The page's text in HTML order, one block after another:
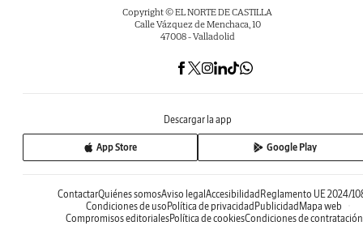
Copyright © EL NORTE DE CASTILLA
Calle Vázquez de Menchaca, 10
47008 - Valladolid
Descargar la app
App Store Google Play
ContactarQuiénes somosAviso legal Accesibilidad Reglamento UE 2024/
Condiciones de uso Política de privacidad Publicidad Mapa web
Compromisos editorialesPolítica de cookiesCondiciones de contratación